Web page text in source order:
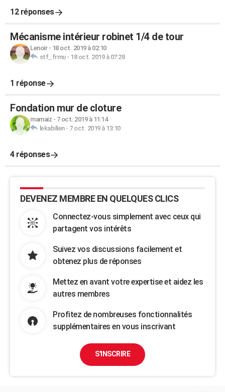
12 réponses
Mécanisme intérieur robinet 1/4 de tour
Lenoir- 18 oct. 2019 à 02:10
stf_frmu- 18 oct. 2019 à 07:28
1 réponse
Fondation mur de cloture
mamaiz - 7 oct. 2019 à 11:14
lekabilien- 7 oct. 2019 à 13:10
4 réponses
DEVENEZ MEMBRE EN QUELQUES CLICS
Connectez-vous simplement avec ceux qui
partagent vos intérêts
Suivez vos discussions facilement et
obtenez plus de réponses
Mettez en avant votre expertise et aidez les
autres membres
Profitez de nombreuses fonctionnalités
supplémentaires en vous inscrivant
S'INSCRIRE